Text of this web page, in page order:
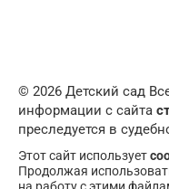
© 2026 Детский сад
информации с сайта
преследуется в
Этот сайт использует
Продолжая